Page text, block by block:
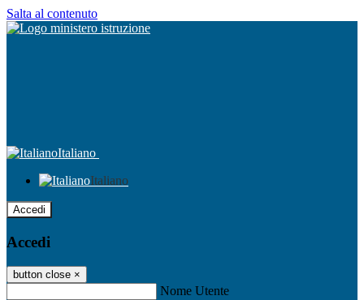
Salta al contenuto
Italiano
Italiano
Accedi
Accedi
button close ×
Nome Utente